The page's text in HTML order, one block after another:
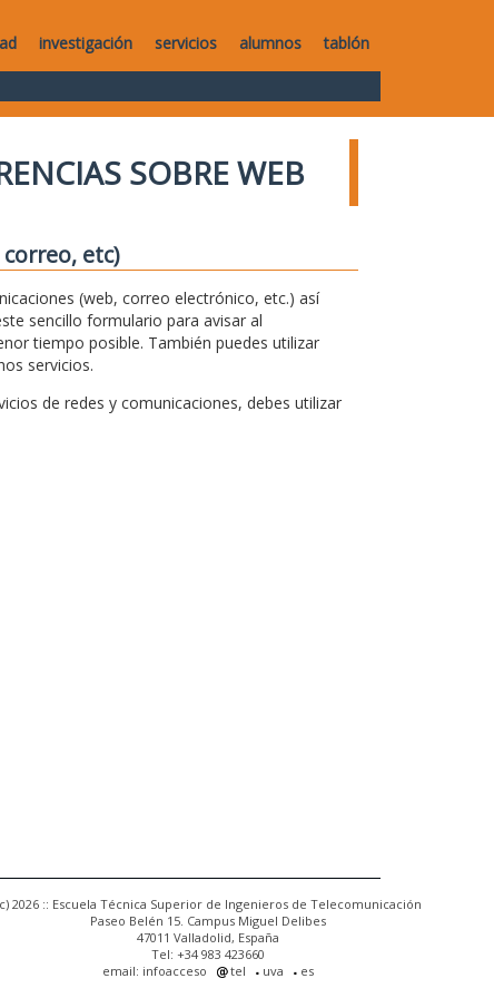
investigación servicios alumnos tablón
SOBRE WEB
etc)
(web, correo electrónico, etc.) así
sencillo formulario para avisar al
tiempo posible. También puedes utilizar
servicios.
de redes y comunicaciones, debes utilizar
2026 :: Escuela Técnica Superior de Ingenieros de Telecomunicación
Paseo Belén 15. Campus Miguel Delibes
47011 Valladolid, España
Tel: +34 983 423660
email: infoacceso
tel uva es